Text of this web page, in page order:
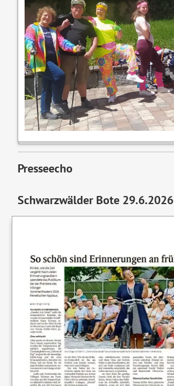
Presseecho
Schwarzwälder Bote 29.6.2026